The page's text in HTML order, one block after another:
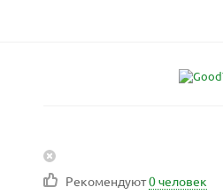
Рекомендуют0 человек